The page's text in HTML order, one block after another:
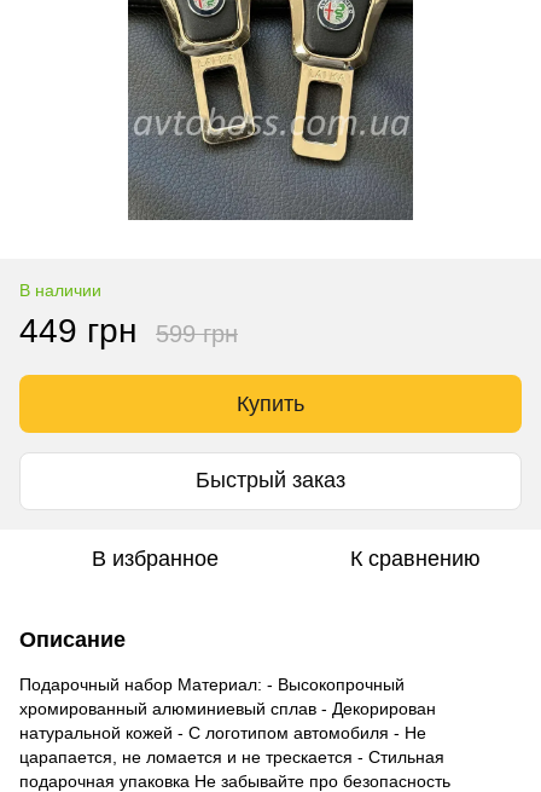
В наличии
449 грн 599 грн
Купить
Быстрый заказ
В избранное К сравнению
Описание
Подарочный набор Материал: - Высокопрочный
хромированный алюминиевый сплав - Декорирован
натуральной кожей - С логотипом автомобиля - Не
царапается, не ломается и не трескается - Стильная
подарочная упаковка Не забывайте про безопасность